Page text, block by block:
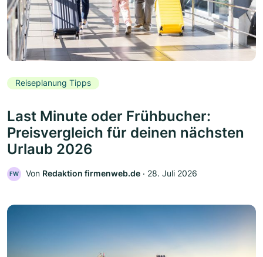
Reiseplanung Tipps
Last Minute oder Frühbucher:
Preisvergleich für deinen nächsten
Urlaub 2026
FW Von Redaktion firmenweb.de ‧ 28. Juli 2026